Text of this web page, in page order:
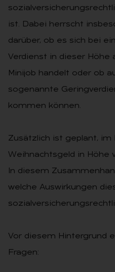
ist. Dabei herrscht
darüber, ob es sich bei
Verdienst in dieser
Minijob handelt oder ob
sogenannte
kommen können.
Zusätzlich ist geplant, im
Weihnachtsgeld in Höhe
In diesem
welche Auswirkungen
Vor diesem Hintergrund
Fragen: